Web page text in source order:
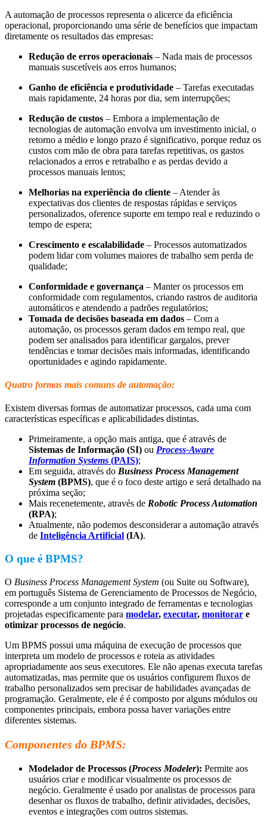
A automação de processos representa o alicerce da eficiência
operacional, proporcionando uma série de benefícios que impactam
diretamente os resultados das empresas:
Redução de erros operacionais – Nada mais de processos
manuais suscetíveis aos erros humanos;
Ganho de eficiência e produtividade – Tarefas executadas
mais rapidamente, 24 horas por dia, sem interrupções;
Redução de custos – Embora a implementação de
tecnologias de automação envolva um investimento inicial, o
retorno a médio e longo prazo é significativo, porque reduz os
custos com mão de obra para tarefas repetitivas, os gastos
relacionados a erros e retrabalho e as perdas devido a
processos manuais lentos;
Melhorias na experiência do cliente – Atender às
expectativas dos clientes de respostas rápidas e serviços
personalizados, oference suporte em tempo real e reduzindo o
tempo de espera;
Crescimento e escalabilidade – Processos automatizados
podem lidar com volumes maiores de trabalho sem perda de
qualidade;
Conformidade e governança – Manter os processos em
conformidade com regulamentos, criando rastros de auditoria
automáticos e atendendo a padrões regulatórios;
Tomada de decisões baseada em dados – Com a
automação, os processos geram dados em tempo real, que
podem ser analisados para identificar gargalos, prever
tendências e tomar decisões mais informadas, identificando
oportunidades e agindo rapidamente.
Quatro formas mais comuns de automação:
Existem diversas formas de automatizar processos, cada uma com
características específicas e aplicabilidades distintas.
Primeiramente, a opção mais antiga, que é através de
Sistemas de Informação (SI) ou Process-Aware
Information Systems (PAIS);
Em seguida, através do Business Process Management
System (BPMS), que é o foco deste artigo e será detalhado na
próxima seção;
Mais recenetemente, através de Robotic Process Automation
(RPA);
Atualmente, não podemos desconsiderar a automação através
de Inteligência Artificial (IA).
O que é BPMS?
O Business Process Management System (ou Suite ou Software),
em português Sistema de Gerenciamento de Processos de Negócio,
corresponde a um conjunto integrado de ferramentas e tecnologias
projetadas especificamente para modelar, executar, monitorar e
otimizar processos de negócio.
Um BPMS possui uma máquina de execução de processos que
interpreta um modelo de processos e roteia as atividades
apropriadamente aos seus executores. Ele não apenas executa tarefas
automatizadas, mas permite que os usuários configurem fluxos de
trabalho personalizados sem precisar de habilidades avançadas de
programação. Geralmente, ele é é composto por alguns módulos ou
componentes principais, embora possa haver variações entre
diferentes sistemas.
Componentes do BPMS:
Modelador de Processos (Process Modeler): Permite aos
usuários criar e modificar visualmente os processos de
negócio. Geralmente é usado por analistas de processos para
desenhar os fluxos de trabalho, definir atividades, decisões,
eventos e integrações com outros sistemas.